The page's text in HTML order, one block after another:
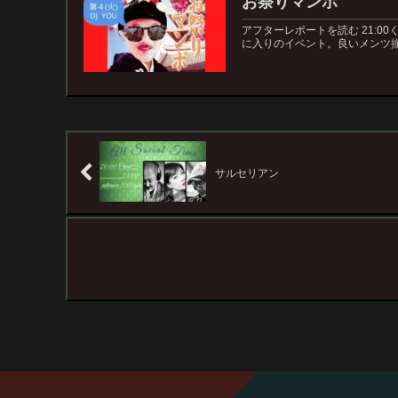
アフターレポートを読む 21:00
に入りのイベント。良いメンツ
サルセリアン